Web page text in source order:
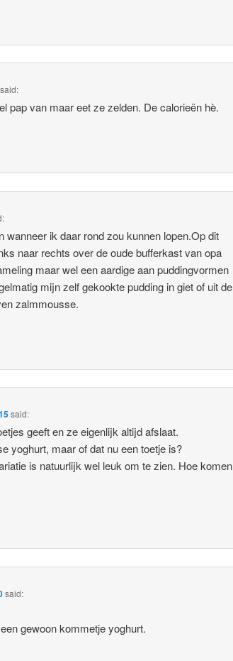
said:
pap van maar eet ze zelden. De calorieën hè.
wanneer ik daar rond zou kunnen lopen.Op dit
naar rechts over de oude bufferkast van opa
maar wel een aardige aan puddingvormen
mijn zelf gekookte pudding in giet of uit de
zalmmousse.
said:
geeft en ze eigenlijk altijd afslaat.
yoghurt, maar of dat nu een toetje is?
is natuurlijk wel leuk om te zien. Hoe komen
said:
gewoon kommetje yoghurt.